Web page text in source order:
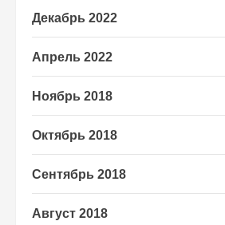
Декабрь 2022
Апрель 2022
Ноябрь 2018
Октябрь 2018
Сентябрь 2018
Август 2018